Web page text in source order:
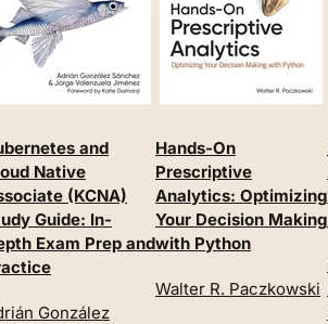
and
Native
(KCNA)
Guide: In-
Exam Prep and
González
Hands-On
Prescriptive
Analytics: Optimizing
Your Decision Making
with Python
Walter R. Paczkowski